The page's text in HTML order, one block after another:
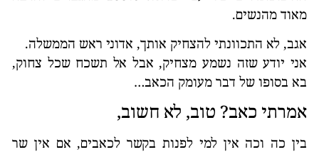
מאוד מהנשים.
אגב, לא התכוונתי להצחיק אותך, אדוני ראש הממשלה.
אני יודע שזה נשמע מצחיק, אבל אל תשכח שכל צחוק,
בא בסופו של דבר מעומק הכאב…
אמרתי כאב? טוב, לא חשוב,
בין כה וכה אין למי לפנות בקשר לכאבים, אם אין שר